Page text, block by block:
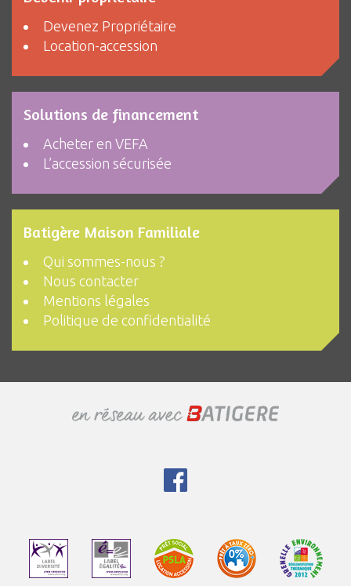
Devenez Propriétaire
Location-accession
Solutions de financement
Acheter en VEFA
L’accession sécurisée
Batigère Maison Familiale
Qui sommes-nous ?
Nous contacter
Mentions légales
Politique de confidentialité